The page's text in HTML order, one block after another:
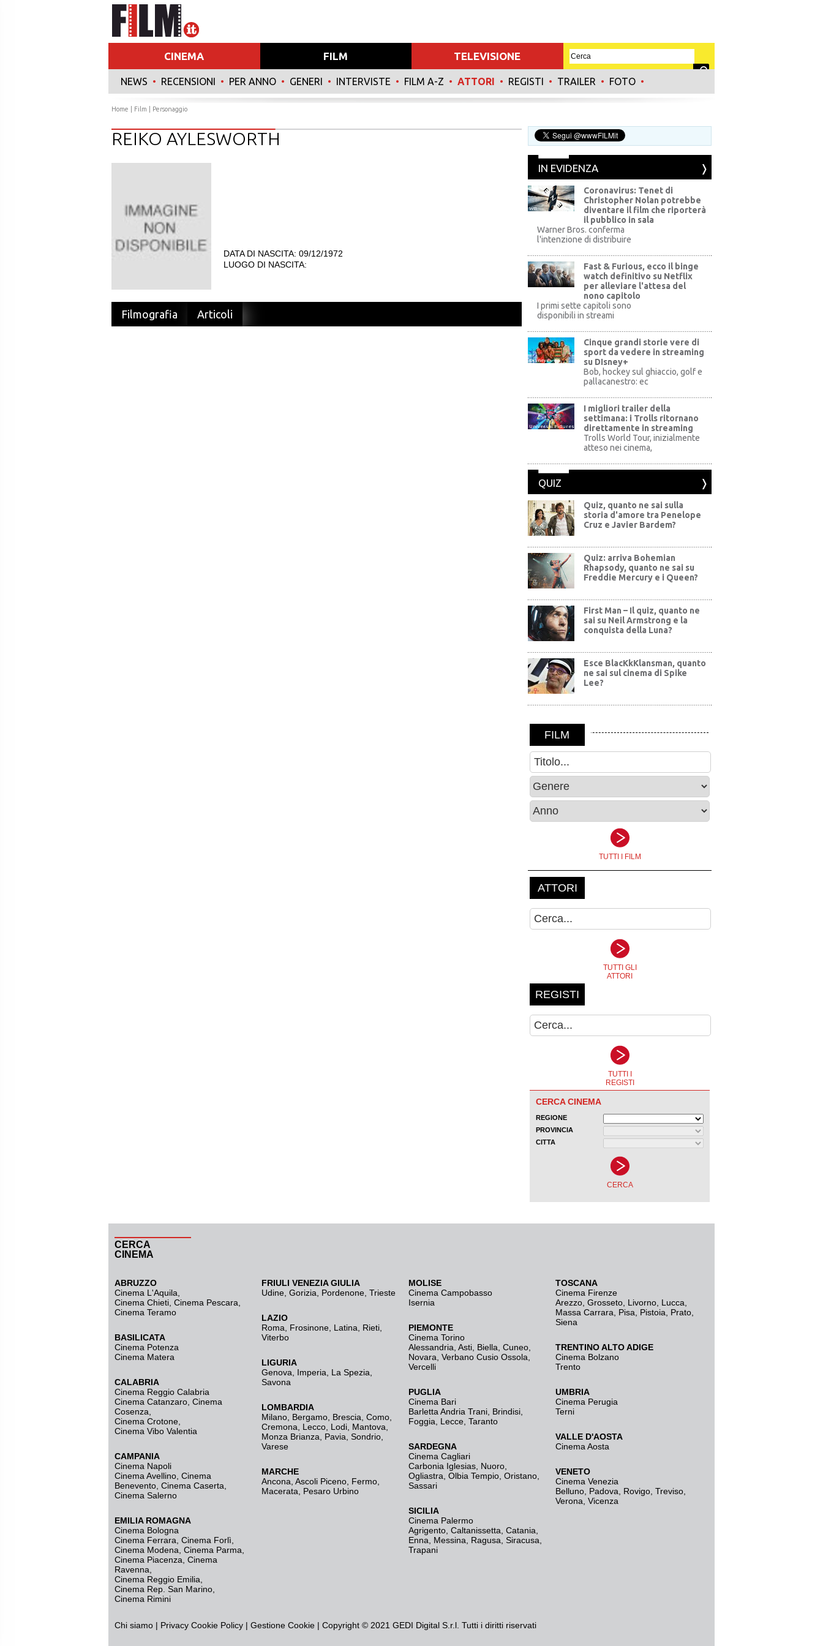
CINEMA FILM TELEVISIONE
NEWS • RECENSIONI • PER ANNO • GENERI • INTERVISTE • FILM A-Z • ATTORI • REGISTI • TRAILER • FOTO •
Home Film | Personaggio
REIKO AYLESWORTH
DATA DI NASCITA: 09/12/1972
LUOGO DI NASCITA:
Filmografia Articoli
IN EVIDENZA
WB
Coronavirus: Tenet di
Christopher Nolan potrebbe
diventare il film che riporterà
il pubblico in sala
Warner Bros. conferma
l'intenzione di distribuire
Fast & Furious, ecco il binge
watch definitivo su Netflix
per alleviare l'attesa del
nono capitolo
I primi sette capitoli sono
disponibili in streami
Disney+
Cinque grandi storie vere di
sport da vedere in streaming
su DIsney+
Bob, hockey sul ghiaccio, golf e
pallacanestro: ec
Universal Pictures
I migliori trailer della
settimana: i Trolls ritornano
direttamente in streaming
Trolls World Tour, inizialmente
atteso nei cinema,
QUIZ
Quiz, quanto ne sai sulla
storia d'amore tra Penelope
Cruz e Javier Bardem?
Quiz: arriva Bohemian
Rhapsody, quanto ne sai su
Freddie Mercury e i Queen?
First Man – Il quiz, quanto ne
sai su Neil Armstrong e la
conquista della Luna?
Esce BlacKkKlansman, quanto
ne sai sul cinema di Spike
Lee?
CERCA
CINEMA
ABRUZZO
Cinema L'Aquila
Cinema Chieti, Cinema Pescara,
Cinema Teramo
BASILICATA
Cinema Potenza
Cinema Matera
CALABRIA
Cinema Reggio Calabria
Cinema Catanzaro Cinema
Cosenza
Cinema Crotone
Cinema Vibo Valentia
CAMPANIA
Cinema Napoli
Cinema Avellino Cinema
Benevento Cinema Caserta
Cinema Salerno
EMILIA ROMAGNA
Cinema Bologna
Cinema Ferrara Cinema Forlì
Cinema Modena Cinema Parma
Cinema Piacenza Cinema
Ravenna
Cinema Reggio Emilia
Cinema Rep. San Marino
Cinema Rimini
FRIULI VENEZIA GIULIA
Udine Gorizia Pordenone Trieste
LAZIO
Roma
Frosinone Latina Rieti
Viterbo
LIGURIA
Genova
Imperia La Spezia
Savona
LOMBARDIA
Milano Bergamo Brescia, Como
Cremona
Lecco Lodi Mantova
Monza Brianza
Pavia Sondrio
Varese
MARCHE
Ancona Ascoli Piceno Fermo
Macerata
Pesaro Urbino
MOLISE
Cinema Campobasso
Isernia
PIEMONTE
Cinema Torino
Alessandria Asti Biella Cuneo
Novara Verbano Cusio Ossola
Vercelli
PUGLIA
Cinema Bari
Barletta Andria Trani Brindisi
Foggia
Lecce Taranto
SARDEGNA
Cinema Cagliari
Carbonia Iglesias Nuoro
Ogliastra Olbia Tempio Oristano
Sassari
SICILIA
Cinema Palermo
Agrigento Caltanissetta Catania
Enna
Messina Ragusa Siracusa
Trapani
TOSCANA
Cinema Firenze
Arezzo Grosseto Livorno Lucca
Massa Carrara
Pisa Pistoia Prato
Siena
TRENTINO ALTO ADIGE
Cinema Bolzano
Trento
UMBRIA
Cinema Perugia
Terni
VALLE D'AOSTA
Cinema Aosta
VENETO
Cinema Venezia
Belluno Padova Rovigo Treviso
Verona Vicenza
Chi siamo | Privacy Cookie Policy | Gestione Cookie | Copyright © 2021 GEDI Digital S.r.l. Tutti i diritti riservati